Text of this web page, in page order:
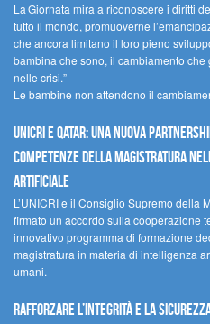
La Giornata mira a riconoscere i diritti
tutto il mondo, promuoverne
che ancora limitano il loro pieno
bambina che sono, il cambiamento
nelle crisi.”
Le bambine non attendono il
UNICRI e Qatar: una nuova
competenze della magistratura
artificiale
L’UNICRI e il Consiglio Supremo della
firmato un accordo sulla cooperazione
innovativo programma di formazione
magistratura in materia di intelligenza
umani.
Rafforzare l’integrità e la